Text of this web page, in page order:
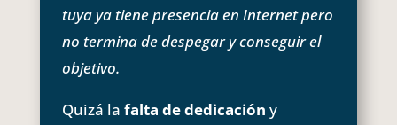
tuya ya tiene presencia en Internet pero
no termina de despegar y conseguir el
objetivo.
Quizá la falta de dedicación y